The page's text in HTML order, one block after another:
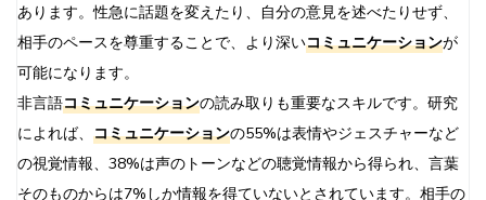
あります。性急に話題を変えたり、自分の意見を述べたりせず、
相手のペースを尊重することで、より深いコミュニケーションが
可能になります。
非言語コミュニケーションの読み取りも重要なスキルです。研究
によれば、 コミュニケーションの55%は表情やジェスチャーなど
の視覚情報、38%は声のトーンなどの聴覚情報から得られ、言葉
そのものからは7%しか情報を得ていないとされています。相手の